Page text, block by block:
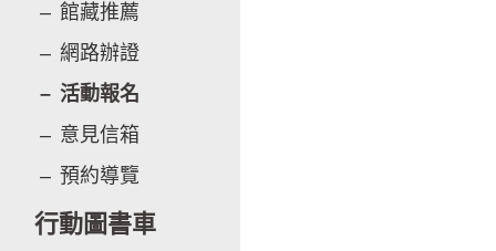
館藏推薦
網路辦證
活動報名
意見信箱
預約導覽
行動圖書車